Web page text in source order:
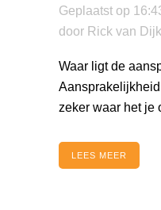
Geplaatst op
door Rick van
Waar ligt de
zeker waar het je
LEES MEER